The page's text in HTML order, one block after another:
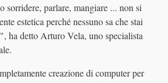
sorridere, parlare, mangiare ... non si
estetica perché nessuno sa che stai
ha detto Arturo Vela, uno specialista
creazione di computer per